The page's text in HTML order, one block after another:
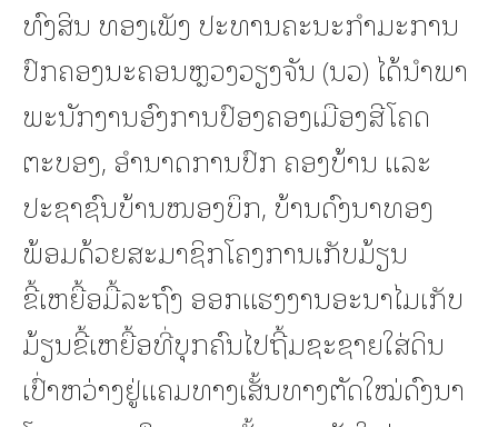
ທົງສິນ ທອງເພັງ ປະທານຄະນະກຳມະການ
ປົກຄອງນະຄອນຫຼວງວຽງຈັນ (ນວ) ໄດ້ນໍາພາ
ພະນັກງານອົງການປົອງຄອງເມືອງສີໂຄດ
ຕະບອງ, ອຳນາດການປົກ ຄອງບ້ານ ແລະ
ປະຊາຊົນບ້ານໜອງບຶກ, ບ້ານດົງນາທອງ
ພ້ອມດ້ວຍສະມາຊິກໂຄງການເກັບມ້ຽນ
ຂີ້ເຫຍື້ອມື້ລະຖົງ ອອກແຮງງານອະນາໄມເກັບ
ມ້ຽນຂີ້ເຫຍື້ອທີ່ບຸກຄົນໄປຖີ້ມຊະຊາຍໃສ່ດິນ
ເປົ່າຫວ່າງຢູ່ແຄມທາງເສັ້ນທາງຕັດໃໝ່ດົງນາ